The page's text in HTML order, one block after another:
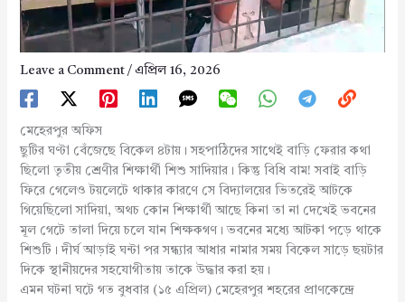
Leave a Comment / এপ্রিল 16, 2026
মেহেরপুর অফিস
ছুটির ঘণ্টা বেঁজেছে বিকেল ৪টায়। সহপাঠিদের সাথেই বাড়ি ফেরার কথা
ছিলো তৃতীয় শ্রেণীর শিক্ষার্থী শিশু সাদিয়ার। কিন্তু বিধি বাম! সবাই বাড়ি
ফিরে গেলেও টয়লেটে থাকার কারণে সে বিদ্যালয়ের ভিতরেই আটকে
গিয়েছিলো সাদিয়া, অথচ কোন শিক্ষার্থী আছে কিনা তা না দেখেই ভবনের
মূল গেটে তালা দিয়ে চলে যান শিক্ষকগণ। ভবনের মধ্যে আটকা পড়ে থাকে
শিশুটি। দীর্ঘ আড়াই ঘন্টা পর সন্ধ্যার আধার নামার সময় বিকেল সাড়ে ছয়টার
দিকে স্থানীয়দের সহযোগীতায় তাকে উদ্ধার করা হয়।
এমন ঘটনা ঘটে গত বুধবার (১৫ এপ্রিল) মেহেরপুর শহরের প্রাণকেন্দ্রে